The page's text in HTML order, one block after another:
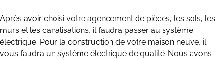
Après avoir choisi votre agencement de pièces, les sols, les
murs et les canalisations, il faudra passer au système
électrique. Pour la construction de votre maison neuve, il
vous faudra un système électrique de qualité. Nous avons